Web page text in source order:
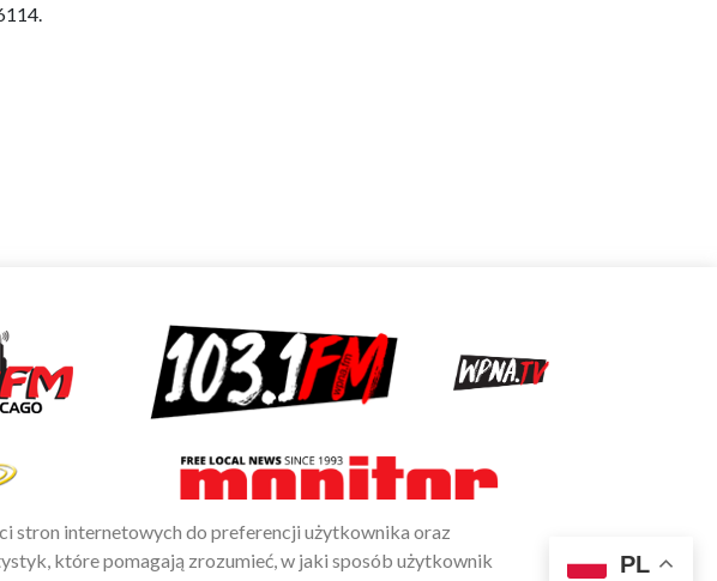
PL
stron internetowych do preferencji użytkownika oraz
które pomagają zrozumieć, w jaki sposób użytkownik
AKCEPTUJĘ>